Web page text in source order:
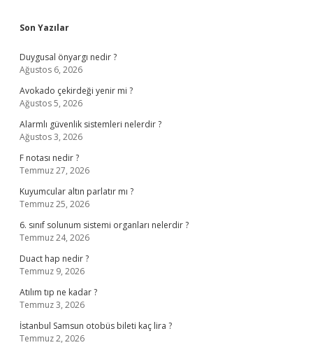
Sidebar
Son Yazılar
Duygusal önyargı nedir ?
Ağustos 6, 2026
Avokado çekirdeği yenir mi ?
Ağustos 5, 2026
Alarmlı güvenlik sistemleri nelerdir ?
Ağustos 3, 2026
F notası nedir ?
Temmuz 27, 2026
Kuyumcular altın parlatır mı ?
Temmuz 25, 2026
6. sınıf solunum sistemi organları nelerdir ?
Temmuz 24, 2026
Duact hap nedir ?
Temmuz 9, 2026
Atılım tıp ne kadar ?
Temmuz 3, 2026
İstanbul Samsun otobüs bileti kaç lira ?
Temmuz 2, 2026